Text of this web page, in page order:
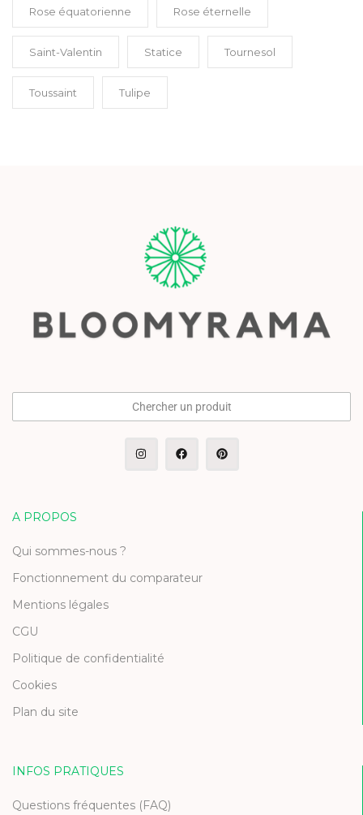
Rose équatorienne Rose éternelle
Saint-Valentin Statice Tournesol
Toussaint Tulipe
Chercher un produit
A PROPOS
Qui sommes-nous ?
Fonctionnement du comparateur
Mentions légales
CGU
Politique de confidentialité
Cookies
Plan du site
INFOS PRATIQUES
Questions fréquentes (FAQ)